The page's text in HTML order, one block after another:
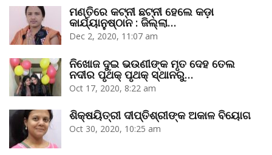
ମଣ୍ତିରେ କଟ୍‌ନୀ ଛଟ୍‌ନୀ ହେଲେ କଡ଼ା
କାର୍ଯ୍ୟାନୁଷ୍ଠାନ : ଜିଲ୍ଲା…
Dec 2, 2020, 11:07 am
ନିଖୋଜ ଦୁଇ ଭଉଣୀଙ୍କ ମୃତ ଦେହ ତେଲ
ନଦୀର ପୃଥକ୍‌ ପୃଥକ୍‌ ସ୍ଥାନରୁ…
Oct 17, 2020, 8:22 am
ଶିକ୍ଷୟିତ୍ରୀ ଦୀପ୍ତିଶ୍ରୀଙ୍କ ଅକାଳ ବିୟୋଗ
Oct 30, 2020, 10:25 am